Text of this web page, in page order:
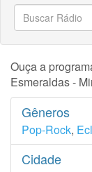
Ouça a
Esmeraldas -
Gêneros
Pop-Rock,
Cidade